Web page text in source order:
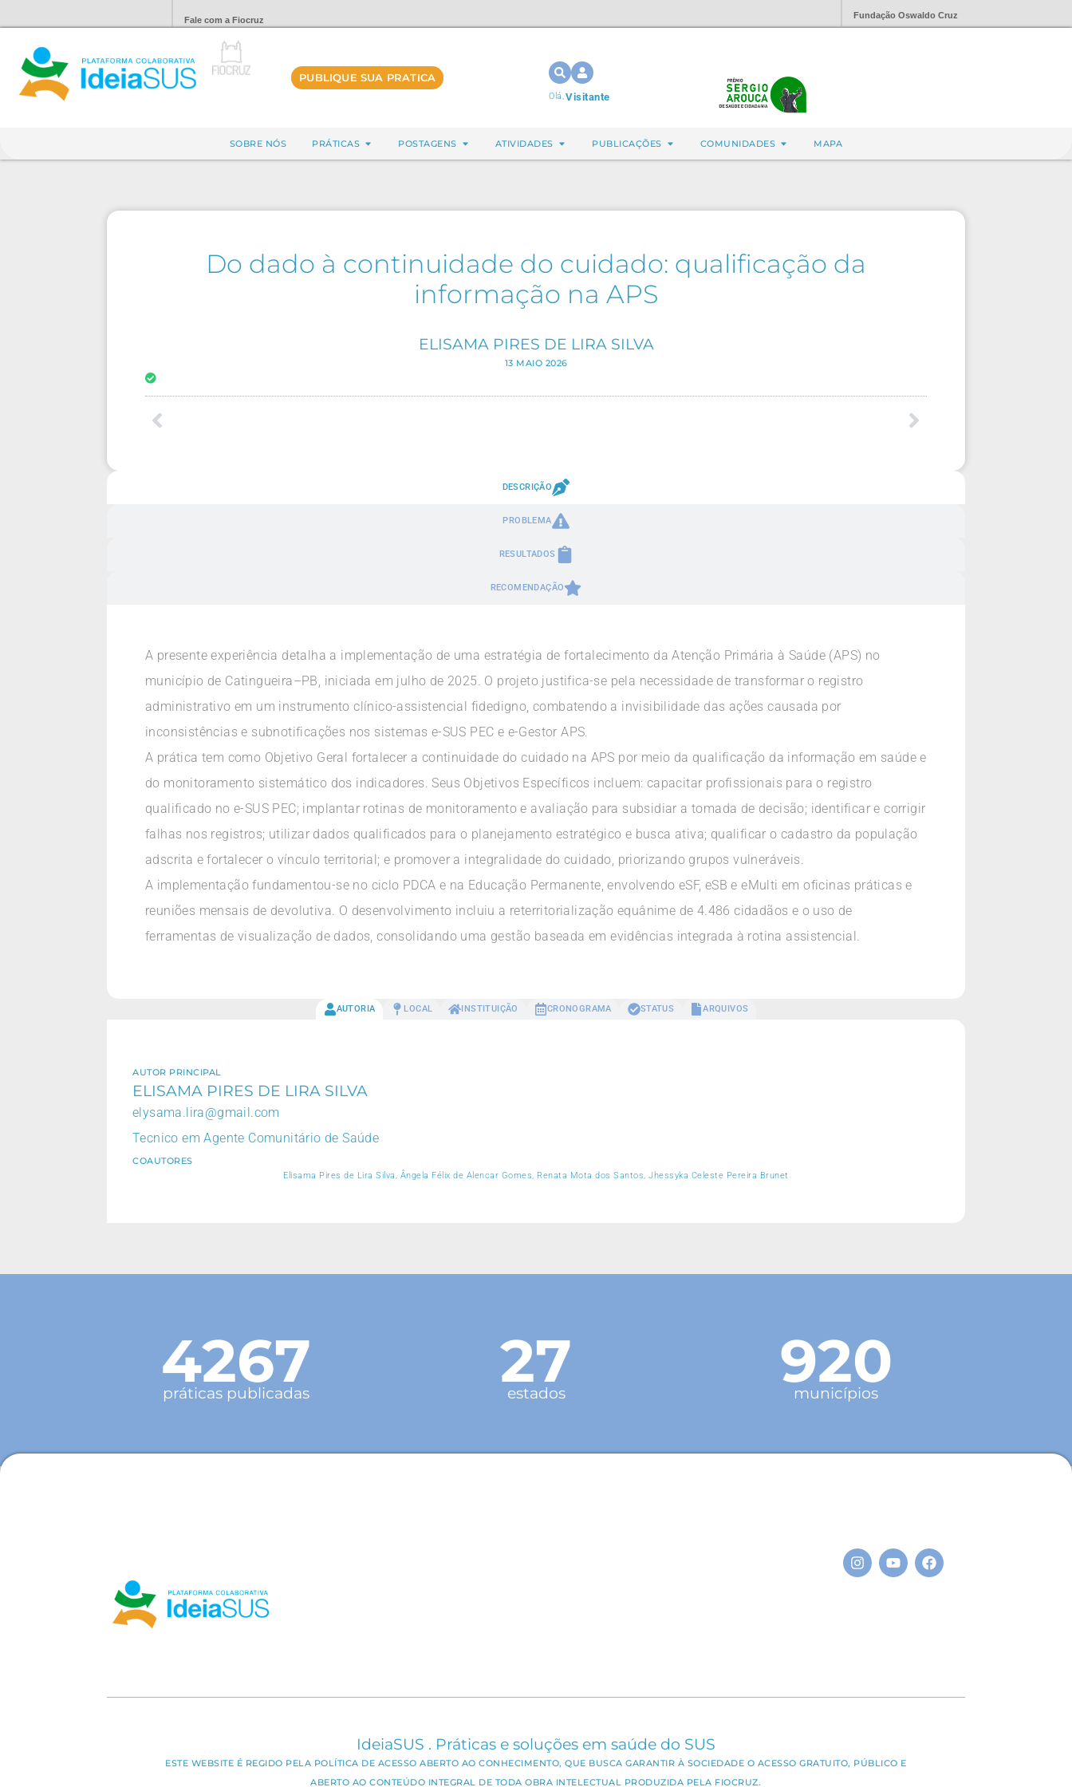
Fale com a Fiocruz Fundação Oswaldo Cruz
PUBLIQUE SUA PRATICA
Olá,Visitante
SOBRE NÓS PRÁTICAS POSTAGENS ATIVIDADES PUBLICAÇÕES COMUNIDADES MAPA
Do dado à continuidade do cuidado: qualificação da
informação na APS
ELISAMA PIRES DE LIRA SILVA
13 MAIO 2026
DESCRIÇÃO
PROBLEMA
RESULTADOS
RECOMENDAÇÃO
A presente experiência detalha a implementação de uma estratégia de fortalecimento da Atenção Primária à Saúde (APS) no
município de Catingueira–PB, iniciada em julho de 2025. O projeto justifica-se pela necessidade de transformar o registro
administrativo em um instrumento clínico-assistencial fidedigno, combatendo a invisibilidade das ações causada por
inconsistências e subnotificações nos sistemas e-SUS PEC e e-Gestor APS.
A prática tem como Objetivo Geral fortalecer a continuidade do cuidado na APS por meio da qualificação da informação em saúde e
do monitoramento sistemático dos indicadores. Seus Objetivos Específicos incluem: capacitar profissionais para o registro
qualificado no e-SUS PEC; implantar rotinas de monitoramento e avaliação para subsidiar a tomada de decisão; identificar e corrigir
falhas nos registros; utilizar dados qualificados para o planejamento estratégico e busca ativa; qualificar o cadastro da população
adscrita e fortalecer o vínculo territorial; e promover a integralidade do cuidado, priorizando grupos vulneráveis.
A implementação fundamentou-se no ciclo PDCA e na Educação Permanente, envolvendo eSF, eSB e eMulti em oficinas práticas e
reuniões mensais de devolutiva. O desenvolvimento incluiu a reterritorialização equânime de 4.486 cidadãos e o uso de
ferramentas de visualização de dados, consolidando uma gestão baseada em evidências integrada à rotina assistencial.
AUTORIA LOCAL INSTITUIÇÃO CRONOGRAMA STATUS ARQUIVOS
AUTOR PRINCIPAL
ELISAMA PIRES DE LIRA SILVA
elysama.lira@gmail.com
Tecnico em Agente Comunitário de Saúde
COAUTORES
Elisama Pires de Lira Silva, Ângela Félix de Alencar Gomes, Renata Mota dos Santos, Jhessyka Celeste Pereira Brunet
4267
práticas publicadas 27
estados 920
municípios
IdeiaSUS . Práticas e soluções em saúde do SUS
ESTE WEBSITE É REGIDO PELA POLÍTICA DE ACESSO ABERTO AO CONHECIMENTO, QUE BUSCA GARANTIR À SOCIEDADE O ACESSO GRATUITO, PÚBLICO E
ABERTO AO CONTEÚDO INTEGRAL DE TODA OBRA INTELECTUAL PRODUZIDA PELA FIOCRUZ.